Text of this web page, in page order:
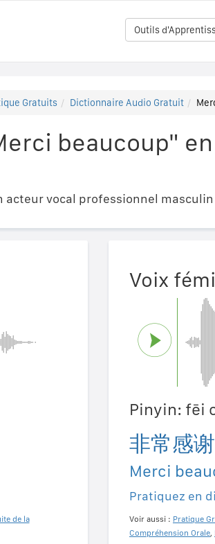
Outils
Gratuits Dictionnaire Audio Gratuit
beaucoup"
acteur vocal professionnel
de la
Voix
Pinyin: fēi
非常感谢
Merci
Pratiquez en
Voir aussi : Pratique
Compréhension Orale,